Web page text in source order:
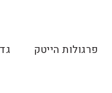
פרגולות הייטק